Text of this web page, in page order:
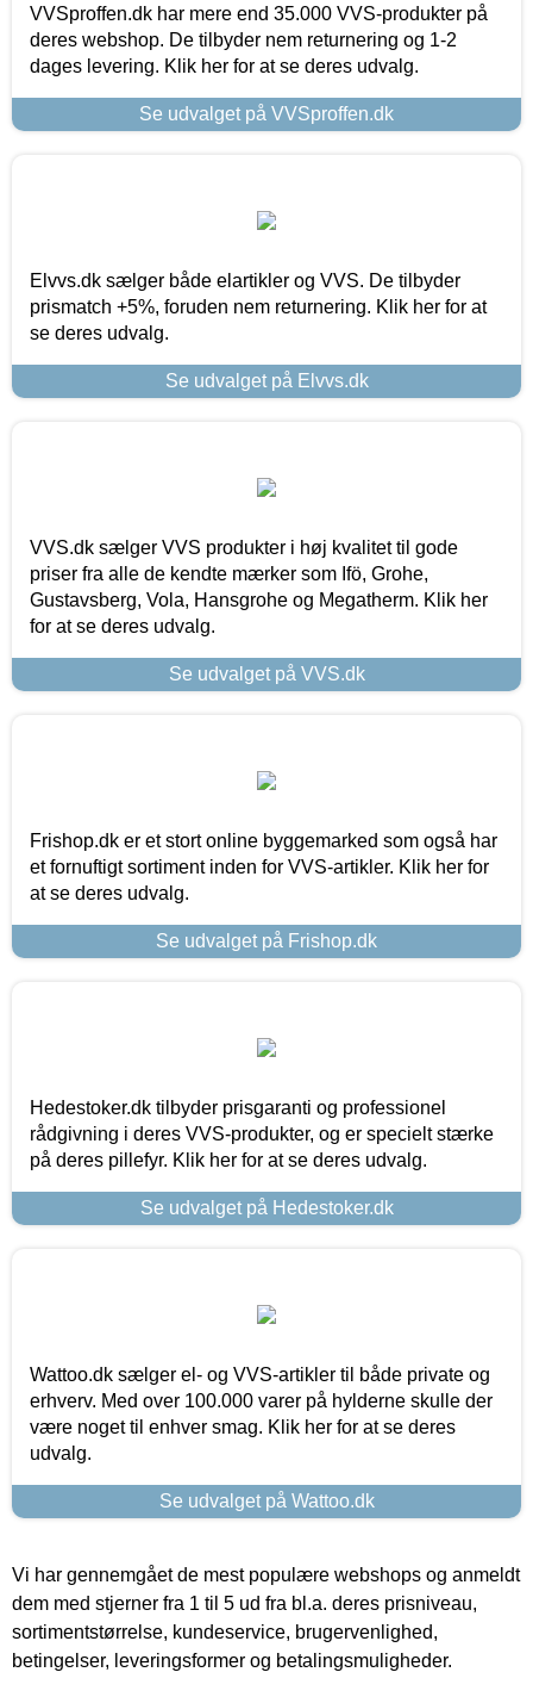
VVSproffen.dk har mere end 35.000 VVS-produkter på
deres webshop. De tilbyder nem returnering og 1-2
dages levering. Klik her for at se deres udvalg.
Se udvalget på VVSproffen.dk
Elvvs.dk sælger både elartikler og VVS. De tilbyder
prismatch +5%, foruden nem returnering. Klik her for at
se deres udvalg.
Se udvalget på Elvvs.dk
VVS.dk sælger VVS produkter i høj kvalitet til gode
priser fra alle de kendte mærker som Ifö, Grohe,
Gustavsberg, Vola, Hansgrohe og Megatherm. Klik her
for at se deres udvalg.
Se udvalget på VVS.dk
Frishop.dk er et stort online byggemarked som også har
et fornuftigt sortiment inden for VVS-artikler. Klik her for
at se deres udvalg.
Se udvalget på Frishop.dk
Hedestoker.dk tilbyder prisgaranti og professionel
rådgivning i deres VVS-produkter, og er specielt stærke
på deres pillefyr. Klik her for at se deres udvalg.
Se udvalget på Hedestoker.dk
Wattoo.dk sælger el- og VVS-artikler til både private og
erhverv. Med over 100.000 varer på hylderne skulle der
være noget til enhver smag. Klik her for at se deres
udvalg.
Se udvalget på Wattoo.dk
Vi har gennemgået de mest populære webshops og anmeldt
dem med stjerner fra 1 til 5 ud fra bl.a. deres prisniveau,
sortimentstørrelse, kundeservice, brugervenlighed,
betingelser, leveringsformer og betalingsmuligheder.